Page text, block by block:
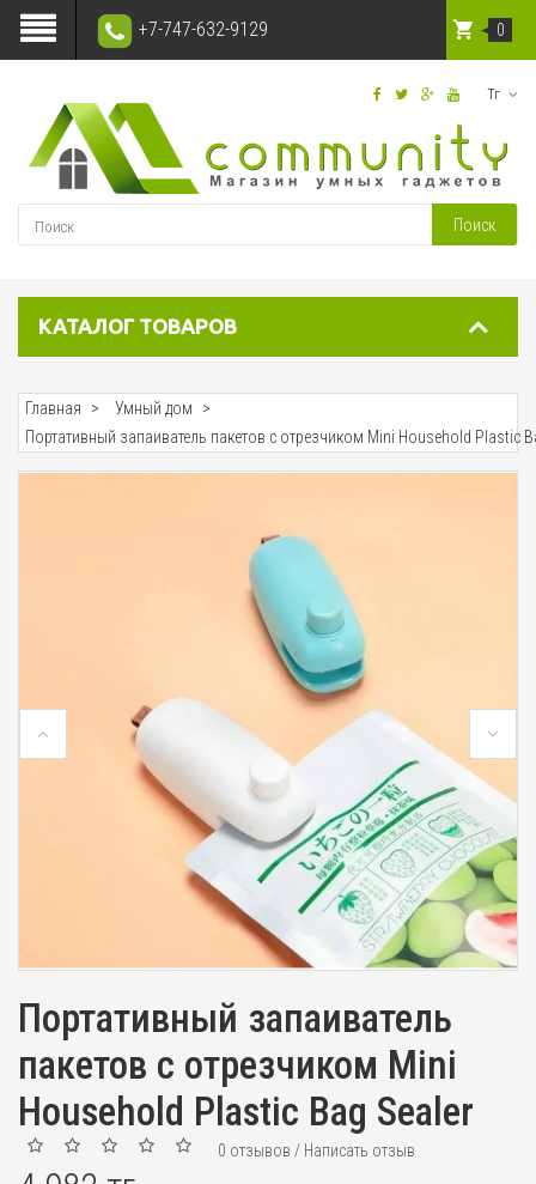
+7-747-632-9129
Тг
Поиск
0
КАТАЛОГ ТОВАРОВ
Главная
Умный дом
Портативный запаиватель пакетов с отрезчиком Mini Household Plastic
Портативный запаиватель
пакетов с отрезчиком Mini
Household Plastic Bag Sealer
0 отзывов / Написать отзыв